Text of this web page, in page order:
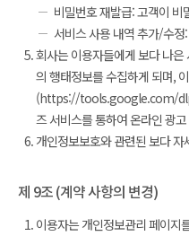
비밀번호 재발급: 고객이 비
서비스 사용 내역 추가/수
회사는 이용자들에게 보다 나
의 행태정보를 수집하게 되며,
(https://tools.google.com/
즈 서비스를 통하여 온라인 광
개인정보보호와 관련된 보다
제 9조 (계약 사항의 변경)
이용자는 개인정보관리 페이지